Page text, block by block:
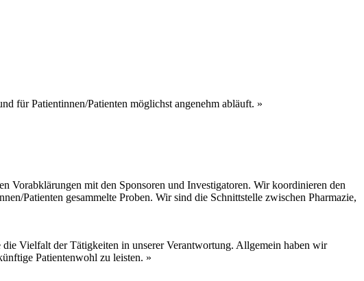
für Patientinnen/Patienten möglichst angenehm abläuft. »
Vorabklärungen mit den Sponsoren und Investigatoren. Wir koordinieren den
Patienten gesammelte Proben. Wir sind die Schnittstelle zwischen Pharmazie,
Vielfalt der Tätigkeiten in unserer Verantwortung. Allgemein haben wir
Patientenwohl zu leisten. »